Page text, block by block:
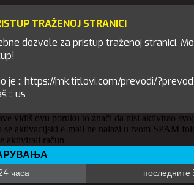
TRAŽENOJ STRANICI
dozvole za pristup traženoj stranici.
je :: https://mk.titlovi.com/prevodi/
:: us
vidiš ovu poruku to znači da nisi aktivirao
aktivacijski e-mail ne nalazi u tvom SPAM
aktivirali račun
часа